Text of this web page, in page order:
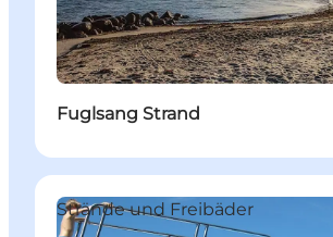
Fuglsang Strand
Strände und Freibäder